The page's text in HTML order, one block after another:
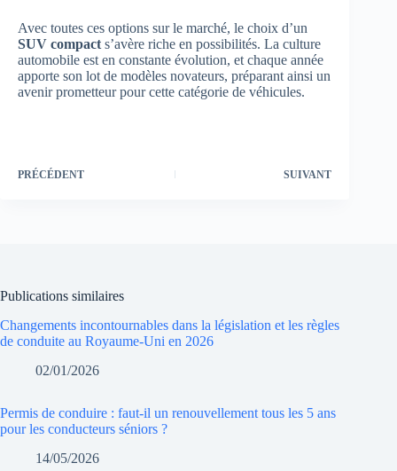
Avec toutes ces options sur le marché, le choix d’un
SUV compact s’avère riche en possibilités. La culture
automobile est en constante évolution, et chaque année
apporte son lot de modèles novateurs, préparant ainsi un
avenir prometteur pour cette catégorie de véhicules.
PRÉCÉDENT SUIVANT
Publications similaires
Changements incontournables dans la législation et les règles
de conduite au Royaume-Uni en 2026
02/01/2026
Permis de conduire : faut-il un renouvellement tous les 5 ans
pour les conducteurs séniors ?
14/05/2026